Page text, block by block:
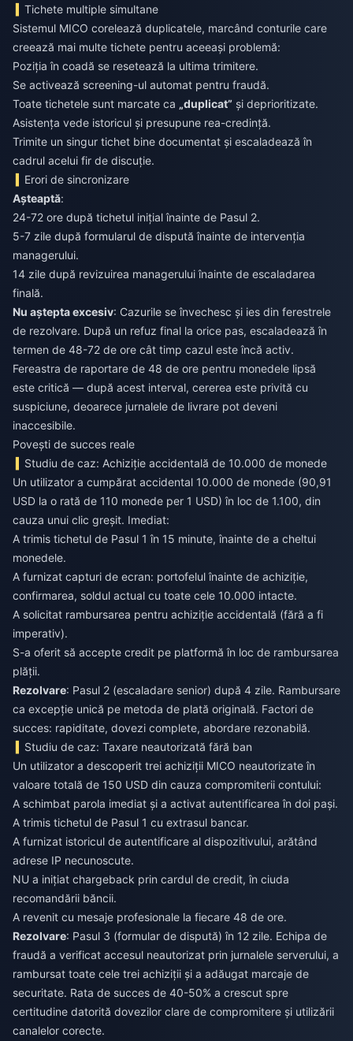
Tichete multiple simultane
Sistemul MICO corelează duplicatele, marcând conturile care
creează mai multe tichete pentru aceeași problemă:
Poziția în coadă se resetează la ultima trimitere.
Se activează screening-ul automat pentru fraudă.
Toate tichetele sunt marcate ca „duplicat” și deprioritizate.
Asistența vede istoricul și presupune rea-credință.
Trimite un singur tichet bine documentat și escaladează în
cadrul acelui fir de discuție.
Erori de sincronizare
Așteaptă:
24-72 ore după tichetul inițial înainte de Pasul 2.
5-7 zile după formularul de dispută înainte de intervenția
managerului.
14 zile după revizuirea managerului înainte de escaladarea
finală.
Nu aștepta excesiv: Cazurile se învechesc și ies din ferestrele
de rezolvare. După un refuz final la orice pas, escaladează în
termen de 48-72 de ore cât timp cazul este încă activ.
Fereastra de raportare de 48 de ore pentru monedele lipsă
este critică — după acest interval, cererea este privită cu
suspiciune, deoarece jurnalele de livrare pot deveni
inaccesibile.
Povești de succes reale
Studiu de caz: Achiziție accidentală de 10.000 de monede
Un utilizator a cumpărat accidental 10.000 de monede (90,91
USD la o rată de 110 monede per 1 USD) în loc de 1.100, din
cauza unui clic greșit. Imediat:
A trimis tichetul de Pasul 1 în 15 minute, înainte de a cheltui
monedele.
A furnizat capturi de ecran: portofelul înainte de achiziție,
confirmarea, soldul actual cu toate cele 10.000 intacte.
A solicitat rambursarea pentru achiziție accidentală (fără a fi
imperativ).
S-a oferit să accepte credit pe platformă în loc de rambursarea
plății.
Rezolvare: Pasul 2 (escaladare senior) după 4 zile. Rambursare
ca excepție unică pe metoda de plată originală. Factori de
succes: rapiditate, dovezi complete, abordare rezonabilă.
Studiu de caz: Taxare neautorizată fără ban
Un utilizator a descoperit trei achiziții MICO neautorizate în
valoare totală de 150 USD din cauza compromiterii contului:
A schimbat parola imediat și a activat autentificarea în doi pași.
A trimis tichetul de Pasul 1 cu extrasul bancar.
A furnizat istoricul de autentificare al dispozitivului, arătând
adrese IP necunoscute.
NU a inițiat chargeback prin cardul de credit, în ciuda
recomandării băncii.
A revenit cu mesaje profesionale la fiecare 48 de ore.
Rezolvare: Pasul 3 (formular de dispută) în 12 zile. Echipa de
fraudă a verificat accesul neautorizat prin jurnalele serverului, a
rambursat toate cele trei achiziții și a adăugat marcaje de
securitate. Rata de succes de 40-50% a crescut spre
certitudine datorită dovezilor clare de compromitere și utilizării
canalelor corecte.